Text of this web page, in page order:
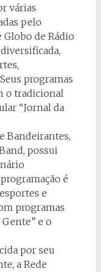
várias
pelo
de Rádio
programas
o tradicional
“Jornal da
Bandeirantes,
possui
é
e
programas
e o
por seu
a Rede